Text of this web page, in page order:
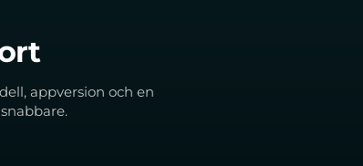
appversion och en